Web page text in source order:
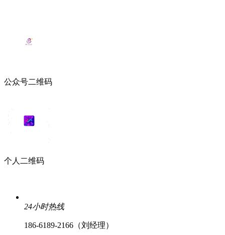
公众号二维码
个人二维码
24小时热线
186-6189-2166（刘经理）